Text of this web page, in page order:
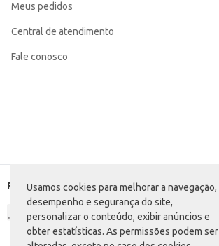
Usamos cookies para melhorar a navegação,
desempenho e segurança do site,
personalizar o conteúdo, exibir anúncios e
obter estatísticas. As permissões podem ser
Conteúdo: 370g
Meus pedidos
Central de atendimento
Fale conosco
Formas de pagamento